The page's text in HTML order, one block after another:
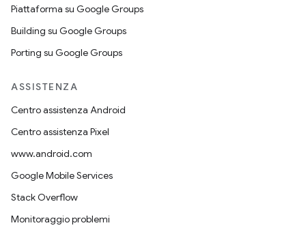
Piattaforma su Google Groups
Building su Google Groups
Porting su Google Groups
ASSISTENZA
Centro assistenza Android
Centro assistenza Pixel
www.android.com
Google Mobile Services
Stack Overflow
Monitoraggio problemi